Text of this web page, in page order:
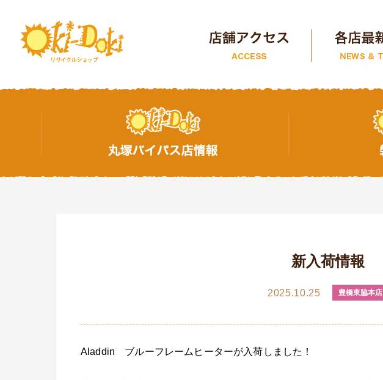
新入荷情報
2025.10.25 豊橋東脇本店
Aladdin ブルーフレームヒーターが入荷しました！